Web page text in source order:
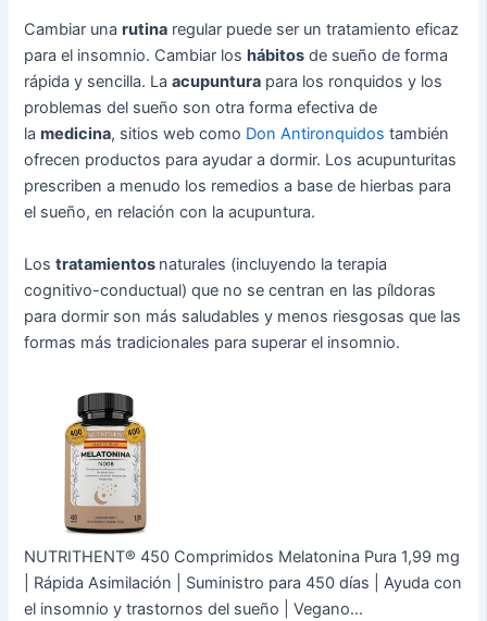
Cambiar unarutina regular puede ser un tratamiento eficaz
para el insomnio. Cambiar los hábitos de sueño de forma
rápida y sencilla. Laacupuntura para los ronquidos y los
problemas del sueño son otra forma efectiva de
lamedicina, sitios web como Don Antironquidos también
ofrecen productos para ayudar a dormir. Los acupunturitas
prescriben a menudo los remedios a base de hierbas para
el sueño, en relación con la acupuntura.
Lostratamientos naturales (incluyendo la terapia
cognitivo-conductual) que no se centran en las píldoras
para dormir son más saludables y menos riesgosas que las
formas más tradicionales para superar el insomnio.
NUTRITHENT® 450 Comprimidos Melatonina Pura 1,99 mg
| Rápida Asimilación | Suministro para 450 días | Ayuda con
el insomnio y trastornos del sueño | Vegano...